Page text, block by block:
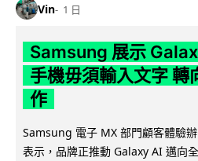
Vin 1 日
Samsung 展示
手機毋須輸入文字 轉
作
Samsung 電子 MX 部門顧客體驗
表示，品牌正推動 Galaxy AI 邁向